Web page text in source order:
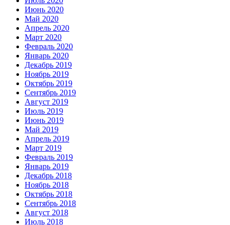
Июнь 2020
Май 2020
Апрель 2020
Март 2020
Февраль 2020
Январь 2020
Декабрь 2019
Ноябрь 2019
Октябрь 2019
Сентябрь 2019
Август 2019
Июль 2019
Июнь 2019
Май 2019
Апрель 2019
Март 2019
Февраль 2019
Январь 2019
Декабрь 2018
Ноябрь 2018
Октябрь 2018
Сентябрь 2018
Август 2018
Июль 2018